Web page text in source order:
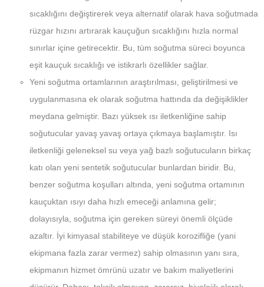
sıcaklığını değiştirerek veya alternatif olarak hava soğutmada
rüzgar hızını artırarak kauçuğun sıcaklığını hızla normal
sınırlar içine getirecektir. Bu, tüm soğutma süreci boyunca
eşit kauçuk sıcaklığı ve istikrarlı özellikler sağlar.
Yeni soğutma ortamlarının araştırılması, geliştirilmesi ve
uygulanmasına ek olarak soğutma hattında da değişiklikler
meydana gelmiştir. Bazı yüksek ısı iletkenliğine sahip
soğutucular yavaş yavaş ortaya çıkmaya başlamıştır. Isı
iletkenliği geleneksel su veya yağ bazlı soğutucuların birkaç
katı olan yeni sentetik soğutucular bunlardan biridir. Bu,
benzer soğutma koşulları altında, yeni soğutma ortamının
kauçuktan ısıyı daha hızlı emeceği anlamına gelir;
dolayısıyla, soğutma için gereken süreyi önemli ölçüde
azaltır. İyi kimyasal stabiliteye ve düşük korozifliğe (yani
ekipmana fazla zarar vermez) sahip olmasının yanı sıra,
ekipmanın hizmet ömrünü uzatır ve bakım maliyetlerini